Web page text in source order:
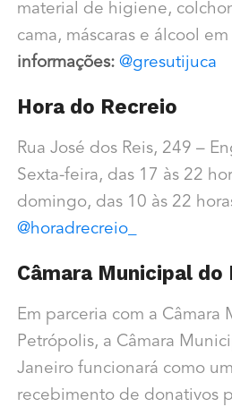
material de higiene,
cama, máscaras e álcool
informações: @gresutijuca
Hora do Recreio
Rua José dos Reis, 249 –
Sexta-feira, das 17 às 22
domingo, das 10 às 22
@horadrecreio_
Câmara Municipal do
Em parceria com a Câmara
Petrópolis, a Câmara
Janeiro funcionará como
recebimento de donativos